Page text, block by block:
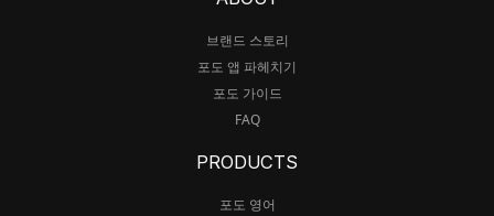
브랜드 스토리
포도 앱 파헤치기
포도 가이드
FAQ
PRODUCTS
포도 영어